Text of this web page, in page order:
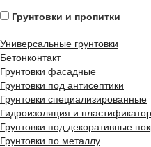
Грунтовки и пропитки
Универсальные грунтовки
Бетонконтакт
Грунтовки фасадные
Грунтовки под антисептики
Грунтовки специализированные
Гидроизоляция и
Грунтовки под декоративные
Грунтовки по металлу